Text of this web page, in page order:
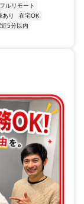
フルリモート
あり
在宅OK
近5分以内